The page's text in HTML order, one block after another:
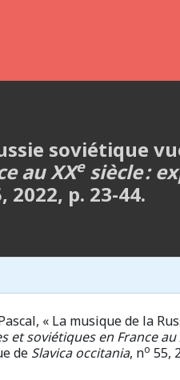
soviétique
au XXesiècle :
2022, p. 23-44.
« La musique de la
et soviétiques en France au
de Slavica occitania, no 55,